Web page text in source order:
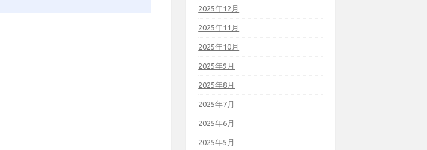
2025年12月
2025年11月
2025年10月
2025年9月
2025年8月
2025年7月
2025年6月
2025年5月